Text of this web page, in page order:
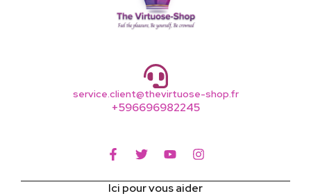
service.client@thevirtuose-shop.fr
+596696982245
Ici pour vous aider